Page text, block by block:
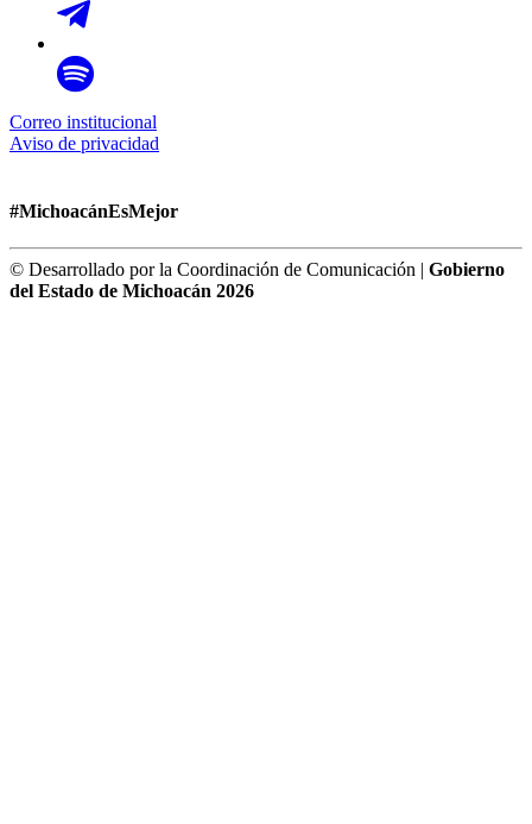
Correo institucional
Aviso de privacidad
#MichoacánEsMejor
© Desarrollado por la Coordinación de Comunicación | Gobierno
del Estado de Michoacán 2026